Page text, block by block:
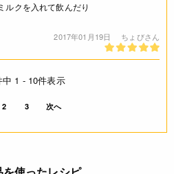
ルクを入れて飲んだり
2017年01月19日 ちょびさん
中 1 - 10件表示
2 3 次へ